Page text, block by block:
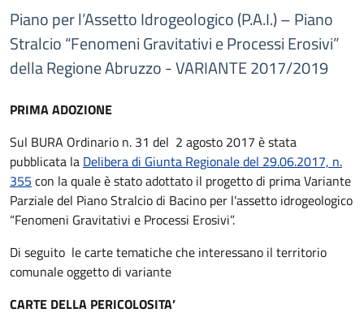
Piano per l’Assetto Idrogeologico (P.A.I.) – Piano
Stralcio “Fenomeni Gravitativi e Processi Erosivi”
della Regione Abruzzo - VARIANTE 2017/2019
PRIMA ADOZIONE
Sul BURA Ordinario n. 31 del 2 agosto 2017 è stata
pubblicata la Delibera di Giunta Regionale del 29.06.2017, n.
355 con la quale è stato adottato il progetto di prima Variante
Parziale del Piano Stralcio di Bacino per l’assetto idrogeologico
“Fenomeni Gravitativi e Processi Erosivi”.
Di seguito le carte tematiche che interessano il territorio
comunale oggetto di variante
CARTE DELLA PERICOLOSITA’